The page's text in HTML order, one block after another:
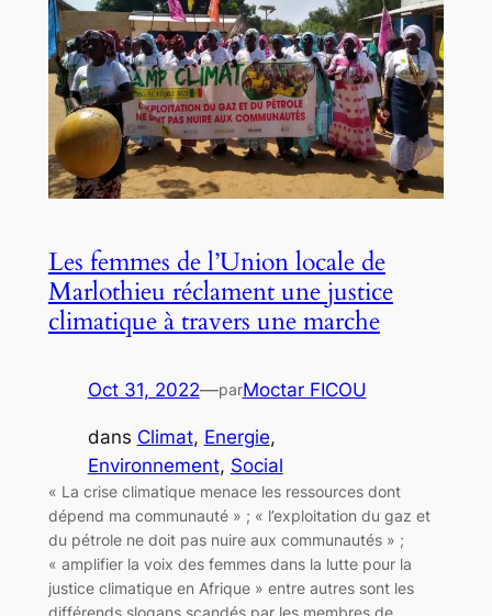
Les femmes de l’Union locale de
Marlothieu réclament une justice
climatique à travers une marche
Oct 31, 2022—parMoctar FICOU
dans Climat, Energie
Environnement, Social
« La crise climatique menace les ressources dont
dépend ma communauté » ; « l’exploitation du gaz et
du pétrole ne doit pas nuire aux communautés » ;
« amplifier la voix des femmes dans la lutte pour la
justice climatique en Afrique » entre autres sont les
différends slogans scandés par les membres de